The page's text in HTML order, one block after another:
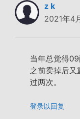
z k
2021年4
当年总觉得
之前卖掉后又
过两次。
登录以回复